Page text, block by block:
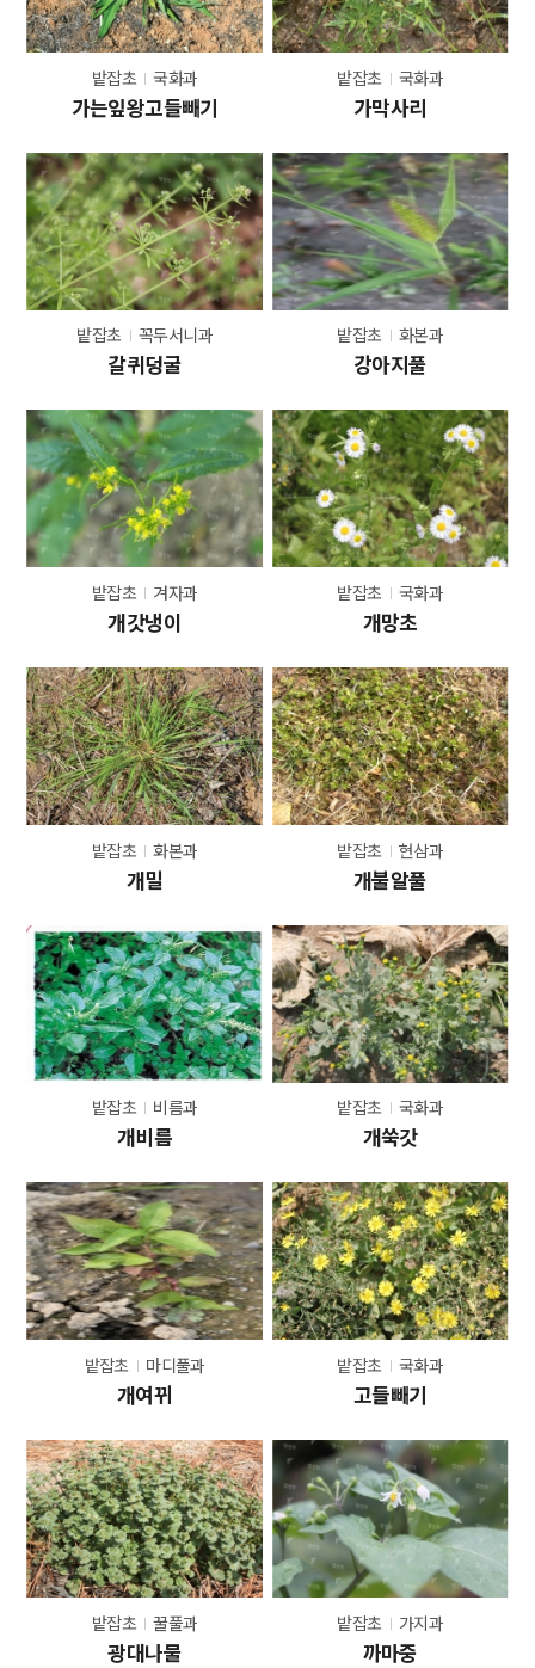
밭잡초 국화과
가는잎왕고들빼기
밭잡초 국화과
가막사리
밭잡초 꼭두서니과
갈퀴덩굴
밭잡초 화본과
강아지풀
밭잡초 겨자과
개갓냉이
밭잡초 국화과
개망초
밭잡초 화본과
개밀
밭잡초 현삼과
개불알풀
밭잡초 비름과
개비름
밭잡초 국화과
개쑥갓
밭잡초 마디풀과
개여뀌
밭잡초 국화과
고들빼기
밭잡초 꿀풀과
광대나물
밭잡초 가지과
까마중